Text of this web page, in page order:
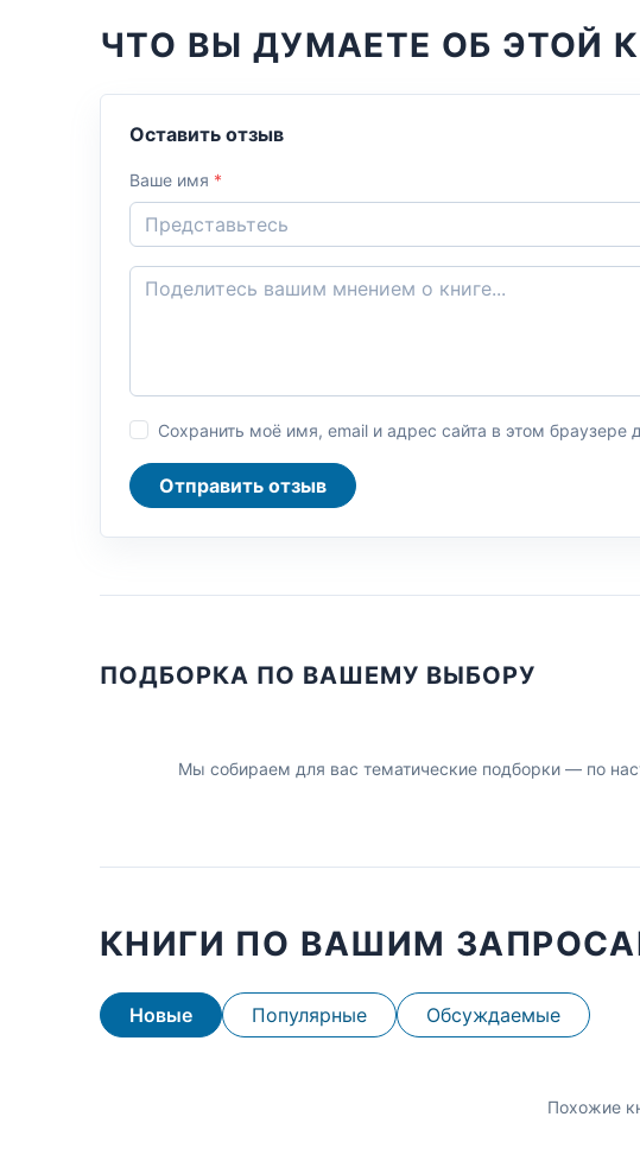
ЧТО ВЫ ДУМАЕТЕ ОБ ЭТОЙ
Оставить отзыв
Ваше имя *
Сохранить моё имя, email и адрес сайта в этом
Отправить отзыв
ПОДБОРКА ПО ВАШЕМУ ВЫБОРУ
Мы собираем для вас тематические подборки — по
КНИГИ ПО ВАШИМ
Новые Популярные Обсуждаемые
Похожие